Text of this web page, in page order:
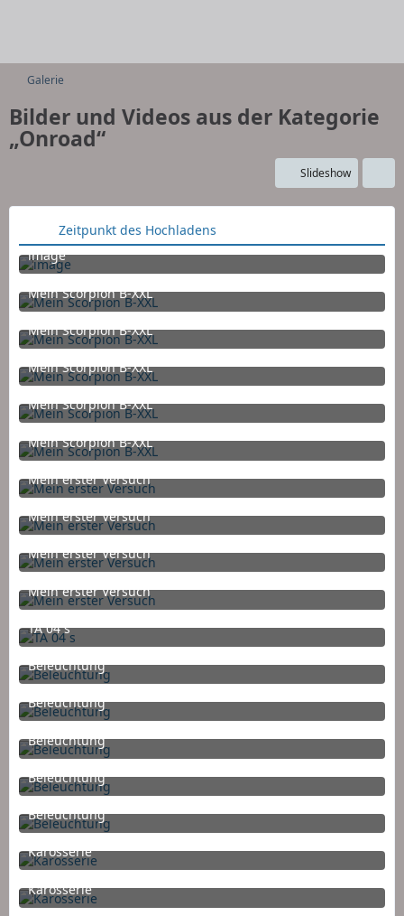
Galerie
Bilder und Videos aus der Kategorie
„Onroad“
Slideshow
Zeitpunkt des Hochladens
image
26. Mai 2016 um 12:25
Mein Scorpion B-XXL
15. März 2016 um 21:46
Mein Scorpion B-XXL
15. März 2016 um 21:44
Mein Scorpion B-XXL
15. März 2016 um 21:44
Mein Scorpion B-XXL
13. März 2016 um 13:21
Mein Scorpion B-XXL
13. März 2016 um 13:21
Mein erster Versuch
8. März 2016 um 17:41
Mein erster Versuch
8. März 2016 um 17:41
Mein erster Versuch
8. März 2016 um 17:41
Mein erster Versuch
8. März 2016 um 17:41
TA 04 s
15. Dezember 2015 um 18:31
Beleuchtung
14. Dezember 2015 um 15:38
Beleuchtung
14. Dezember 2015 um 15:38
Beleuchtung
14. Dezember 2015 um 15:38
Beleuchtung
14. Dezember 2015 um 15:38
Beleuchtung
14. Dezember 2015 um 15:38
Karosserie
12. Dezember 2015 um 23:37
Karosserie
12. Dezember 2015 um 23:37